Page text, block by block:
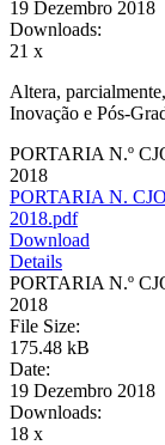
19 Dezembro 2018
Downloads:
21 x
Altera,
Inovação e Pós-
PORTARIA N.º
2018
PORTARIA N.
2018.pdf
Download
Details
PORTARIA N.º
2018
File Size:
175.48 kB
Date:
19 Dezembro 2018
Downloads:
18 x